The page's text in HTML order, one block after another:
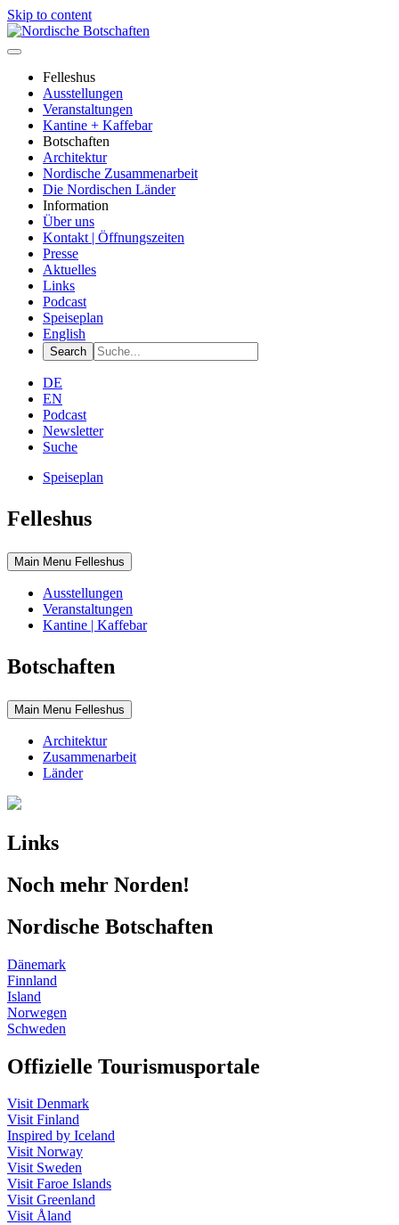
Skip to content
Felleshus
Ausstellungen
Veranstaltungen
Kantine + Kaffebar
Botschaften
Architektur
Nordische Zusammenarbeit
Die Nordischen Länder
Information
Über uns
Kontakt | Öffnungszeiten
Presse
Aktuelles
Links
Podcast
Speiseplan
English
DE
EN
Podcast
Newsletter
Suche
Speiseplan
Felleshus
Main Menu Felleshus
Ausstellungen
Veranstaltungen
Kantine | Kaffebar
Botschaften
Main Menu Felleshus
Architektur
Zusammenarbeit
Länder
Links
Noch mehr Norden!
Nordische Botschaften
Dänemark
Finnland
Island
Norwegen
Schweden
Offizielle Tourismusportale
Visit Denmark
Visit Finland
Inspired by Iceland
Visit Norway
Visit Sweden
Visit Faroe Islands
Visit Greenland
Visit Åland